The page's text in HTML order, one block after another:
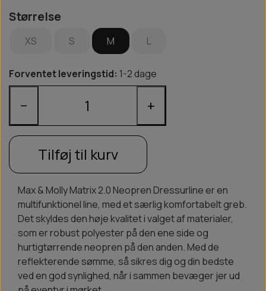
Størrelse
XS S M L
Forventet leveringstid: 1-2 dage
− +
Tilføj til kurv
Max & Molly Matrix 2.0 Neopren Dressurline er en
multifunktionel line, med et særlig komfortabelt greb.
Det skyldes den høje kvalitet i valget af materialer,
som er robust polyester på den ene side og
hurtigtørrende neopren på den anden. Med de
reflekterende sømme, så sikres dig og din bedste
ved en god synlighed, når i sammen bevæger jer ud